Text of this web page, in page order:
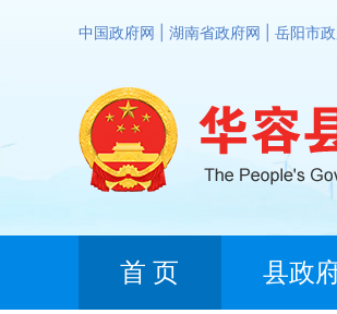
中国政府网 湖南省政府网 岳阳市
首 页 县政